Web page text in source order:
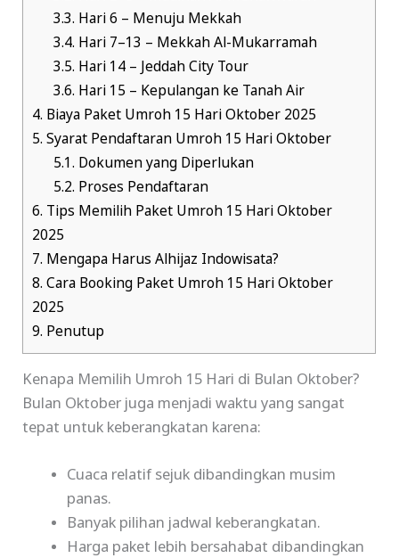
3.3. Hari 6 – Menuju Mekkah
3.4. Hari 7–13 – Mekkah Al-Mukarramah
3.5. Hari 14 – Jeddah City Tour
3.6. Hari 15 – Kepulangan ke Tanah Air
4. Biaya Paket Umroh 15 Hari Oktober 2025
5. Syarat Pendaftaran Umroh 15 Hari Oktober
5.1. Dokumen yang Diperlukan
5.2. Proses Pendaftaran
6. Tips Memilih Paket Umroh 15 Hari Oktober
2025
7. Mengapa Harus Alhijaz Indowisata?
8. Cara Booking Paket Umroh 15 Hari Oktober
2025
9. Penutup
Kenapa Memilih Umroh 15 Hari di Bulan Oktober?
Bulan Oktober juga menjadi waktu yang sangat
tepat untuk keberangkatan karena:
Cuaca relatif sejuk dibandingkan musim
panas.
Banyak pilihan jadwal keberangkatan.
Harga paket lebih bersahabat dibandingkan